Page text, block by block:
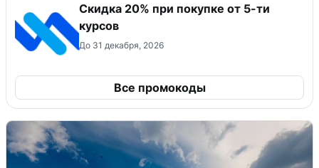
Скидка 20% при покупке от 5-ти
курсов
До 31 декабря, 2026
Все промокоды